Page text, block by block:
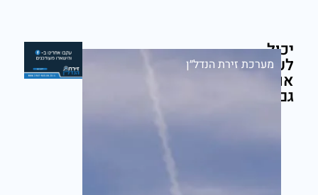
יכול
לעניין
אותך
גם
מערכת זירת הנדל״ן